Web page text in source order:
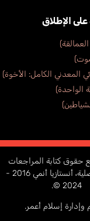
الإطلاق
حقوق كتابة المراجعات
والأخبار الأصلية، أنستازيا أنمي 2016 -
2024 ©.
وإدارة إسلام أعمر.